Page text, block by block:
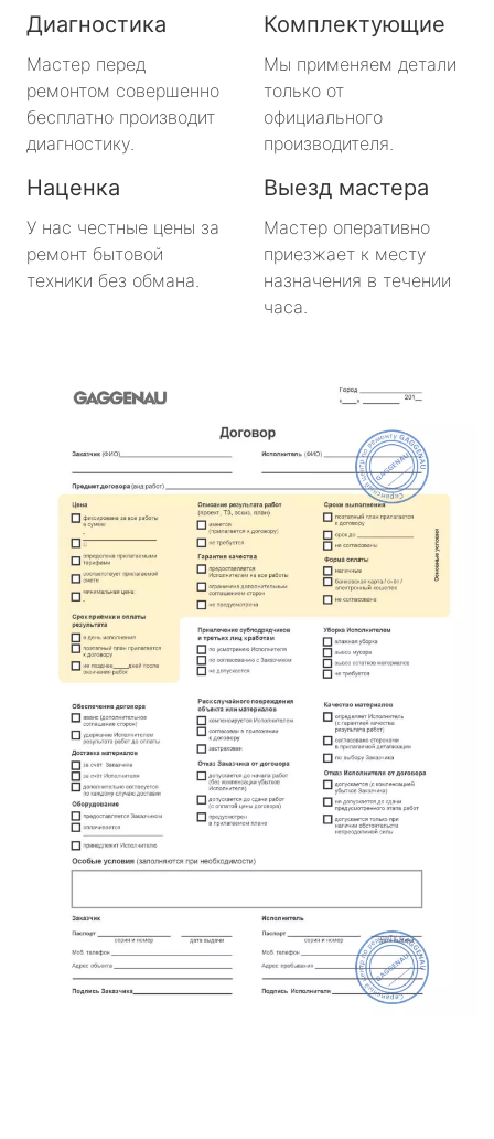
Диагностика
Мастер перед
ремонтом совершенно
бесплатно производит
диагностику.
Комплектующие
Мы применяем детали
только от
официального
производителя.
Наценка
У нас честные цены за
ремонт бытовой
техники без обмана.
Выезд мастера
Мастер оперативно
приезжает к месту
назначения в течении
часа.